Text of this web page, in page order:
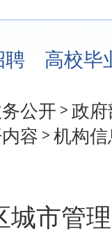
聘 高校毕
公开 > 政
容 > 机构信
城市管